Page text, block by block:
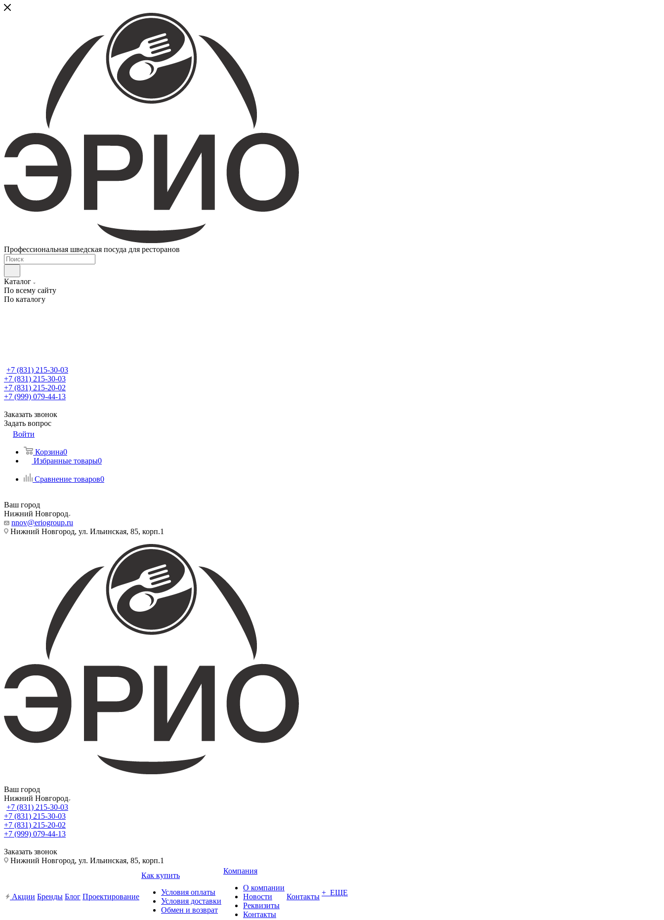
Профессиональная шведская посуда для ресторанов
Каталог
По всему сайту
По каталогу
+7 (831) 215-30-03
+7 (831) 215-30-03
+7 (831) 215-20-02
+7 (999) 079-44-13
Заказать звонок
Задать вопрос
Войти
Корзина0
Избранные товары0
Сравнение товаров0
Ваш город
Нижний Новгород
nnov@eriogroup.ru
Нижний Новгород, ул. Ильинская, 85, корп.1
Ваш город
Нижний Новгород
+7 (831) 215-30-03
+7 (831) 215-30-03
+7 (831) 215-20-02
+7 (999) 079-44-13
Заказать звонок
Нижний Новгород, ул. Ильинская, 85, корп.1
Акции Бренды Блог Проектирование
Как купить
Условия оплаты
Условия доставки
Обмен и возврат
Компания
О компании
Новости
Реквизиты
Контакты
Контакты + ЕЩЕ